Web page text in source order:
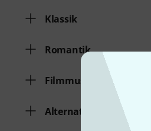
Klassik
Romantik
Filmmusik/Musical
Alternative